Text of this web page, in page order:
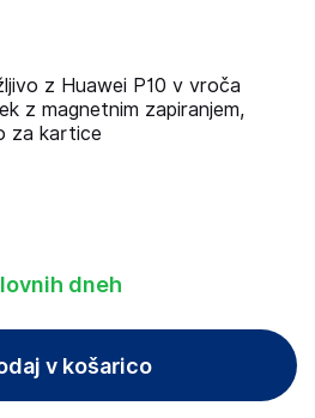
z Huawei P10 v vroča
z magnetnim zapiranjem,
za kartice
dneh
v košarico